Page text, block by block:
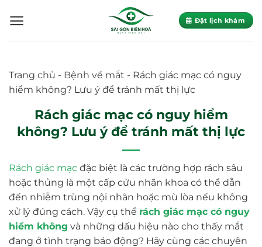
Đặt lịch khám
Trang chủ - Bệnh về mắt - Rách giác mạc có nguy
hiểm không? Lưu ý để tránh mất thị lực
Rách giác mạc có nguy hiểm
không? Lưu ý để tránh mất thị lực
Rách giác mạc đặc biệt là các trường hợp rách sâu
hoặc thủng là một cấp cứu nhãn khoa có thể dẫn
đến nhiễm trùng nội nhãn hoặc mù lòa nếu không
xử lý đúng cách. Vậy cụ thể rách giác mạc có nguy
hiểm không và những dấu hiệu nào cho thấy mắt
đang ở tình trạng báo động? Hãy cùng các chuyên